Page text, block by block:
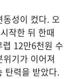
성이 컸다. 오
작한 뒤 한때
12만6천원 수
기가 이어져
탄력을 받았다.